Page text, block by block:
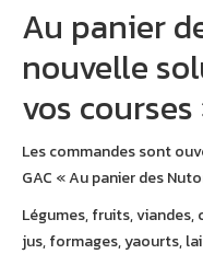
Au panier
nouvelle
vos
Les commandes sont
GAC « Au panier des
Légumes, fruits, viandes,
jus, formages, yaourts,